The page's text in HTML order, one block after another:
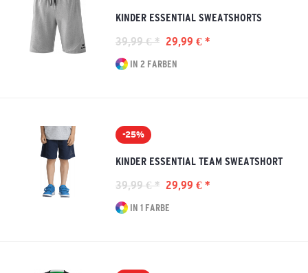
KINDER ESSENTIAL SWEATSHORTS
39,99 € * 29,99 € *
IN 2 FARBEN
-25%
KINDER ESSENTIAL TEAM SWEATSHORT
39,99 € * 29,99 € *
IN 1 FARBE